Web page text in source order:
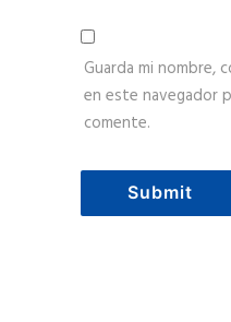
Guarda mi nombre,
en este navegador
comente.